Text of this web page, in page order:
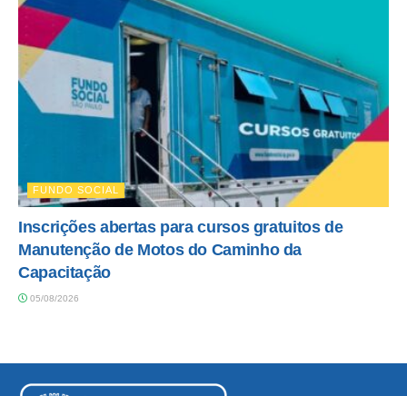
FUNDO SOCIAL
Inscrições abertas para cursos gratuitos de
Manutenção de Motos do Caminho da
Capacitação
05/08/2026